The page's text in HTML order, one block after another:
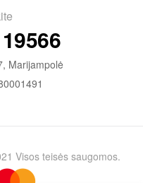
Marijampolė
Visos teisės saugomos.